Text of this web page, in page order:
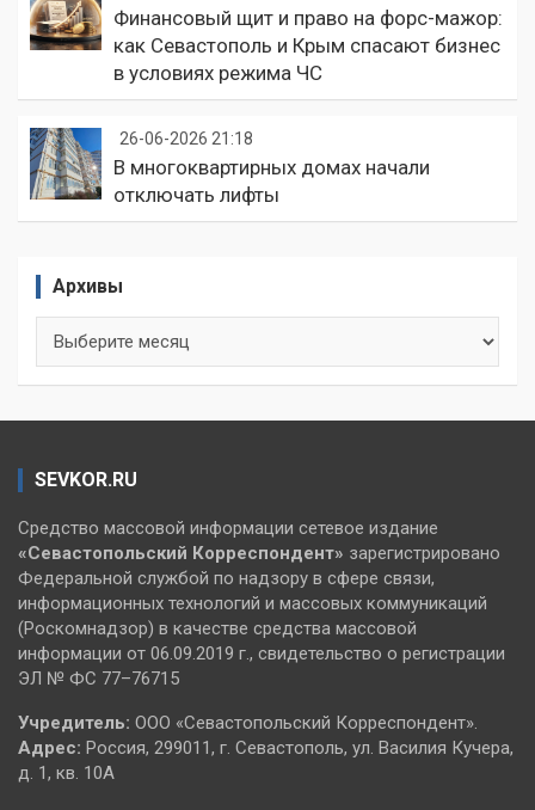
Финансовый щит и право на форс-мажор:
как Севастополь и Крым спасают бизнес
в условиях режима ЧС
26-06-2026 21:18
В многоквартирных домах начали
отключать лифты
Архивы
SEVKOR.RU
Средство массовой информации сетевое издание
«Севастопольский Корреспондент» зарегистрировано
Федеральной службой по надзору в сфере связи,
информационных технологий и массовых коммуникаций
(Роскомнадзор) в качестве средства массовой
информации от 06.09.2019 г., свидетельство о регистрации
ЭЛ № ФС 77–76715
Учредитель: ООО «Севастопольский Корреспондент».
Адрес: Россия, 299011, г. Севастополь, ул. Василия Кучера,
д. 1, кв. 10А